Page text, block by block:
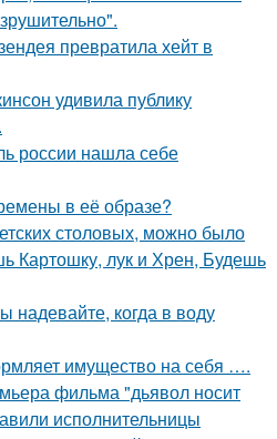
превратила хейт в
удивила публику
россии нашла себе
в её образе?
столовых, можно было
Картошку, лук и Хрен, Будешь
надевайте, когда в воду
имущество на себя ….
фильма "дьявол носит
исполнительницы